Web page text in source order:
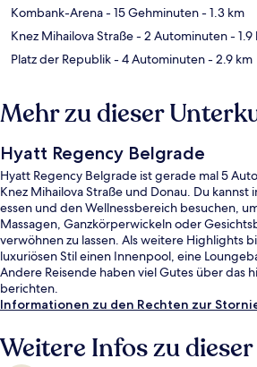
Kombank-Arena- 15 Gehminuten- 1.3 km
Knez Mihailova Straße- 2 Autominuten- 1.9
Platz der Republik- 4 Autominuten- 2.9 km
Mehr zu dieser
Hyatt Regency Belgrade
Hyatt Regency Belgrade ist gerade mal 5
Knez Mihailova Straße und Donau. Du
essen und den Wellnessbereich besuchen,
Massagen, Ganzkörperwickeln oder
verwöhnen zu lassen. Als weitere Highlights
luxuriösen Stil einen Innenpool, eine
Andere Reisende haben viel Gutes über das
berichten.
Informationen zu den Rechten zur
Weitere Infos zu